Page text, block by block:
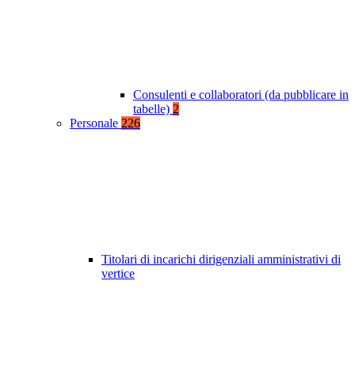
Consulenti e collaboratori (da pubblicare in
tabelle) 2
Personale 226
Titolari di incarichi dirigenziali amministrativi di
vertice